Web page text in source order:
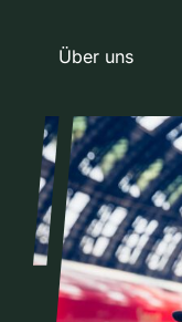
Über uns